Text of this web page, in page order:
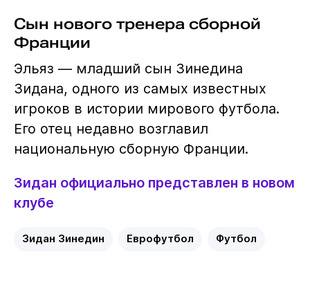
Сын нового тренера сборной
Франции
Эльяз — младший сын Зинедина
Зидана, одного из самых известных
игроков в истории мирового футбола.
Его отец недавно возглавил
национальную сборную Франции.
Зидан официально представлен в новом
клубе
Зидан Зинедин Еврофутбол Футбол